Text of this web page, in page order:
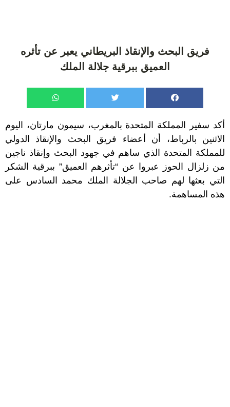
فريق البحث والإنقاذ البريطاني يعبر عن تأثره
العميق ببرقية جلالة الملك
أكد سفير المملكة المتحدة بالمغرب، سيمون مارتان، اليوم
الاثنين بالرباط، أن أعضاء فريق البحث والإنقاذ الدولي
للمملكة المتحدة الذي ساهم في جهود البحث وإنقاذ ناجين
من زلزال الحوز عبروا عن “تأثرهم العميق” ببرقية الشكر
التي بعثها لهم صاحب الجلالة الملك محمد السادس على
هذه المساهمة.